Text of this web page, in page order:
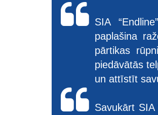
SIA
paplašina
pārtikas
piedāvātās
un attīstīt
Savukārt SIA